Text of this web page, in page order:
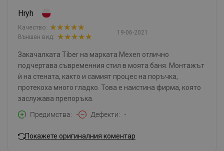
Hryh
19-06-2021
Качество:
Външен вид:
Закачалката Tiber на марката Mexen отлично
подчертава съвременния стил в моята баня. Монтажът
ѝ на стената, както и самият процес на поръчка,
протекоха много гладко. Това е наистина фирма, която
заслужава препоръка.
Предимства
- Дефекти -
Покажете оригиналния коментар